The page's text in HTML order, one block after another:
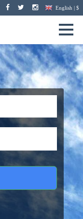
English | $